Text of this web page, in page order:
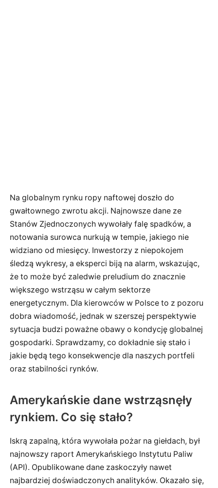
Na globalnym rynku ropy naftowej doszło do
gwałtownego zwrotu akcji. Najnowsze dane ze
Stanów Zjednoczonych wywołały falę spadków, a
notowania surowca nurkują w tempie, jakiego nie
widziano od miesięcy. Inwestorzy z niepokojem
śledzą wykresy, a eksperci biją na alarm, wskazując,
że to może być zaledwie preludium do znacznie
większego wstrząsu w całym sektorze
energetycznym. Dla kierowców w Polsce to z pozoru
dobra wiadomość, jednak w szerszej perspektywie
sytuacja budzi poważne obawy o kondycję globalnej
gospodarki. Sprawdzamy, co dokładnie się stało i
jakie będą tego konsekwencje dla naszych portfeli
oraz stabilności rynków.
Amerykańskie dane wstrząsnęły
rynkiem. Co się stało?
Iskrą zapalną, która wywołała pożar na giełdach, był
najnowszy raport Amerykańskiego Instytutu Paliw
(API). Opublikowane dane zaskoczyły nawet
najbardziej doświadczonych analityków. Okazało się,